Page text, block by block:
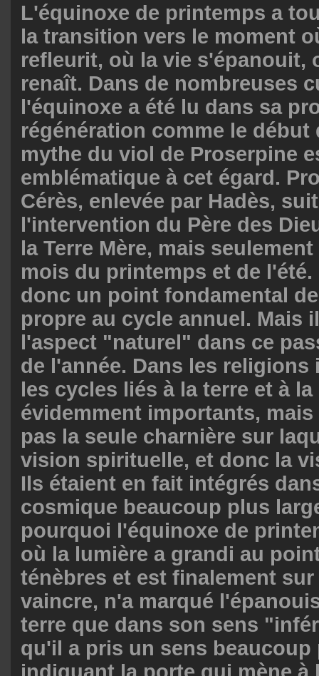
L'équinoxe de printemps a
la transition vers le moment
refleurit, où la vie s'épanouit,
renaît. Dans de nombreuses
l'équinoxe a été lu dans sa
régénération comme le début
mythe du viol de Proserpine
emblématique à cet égard.
Cérès, enlevée par Hadès,
l'intervention du Père des
la Terre Mère, mais
mois du printemps et de
donc un point fondamental
propre au cycle annuel. Mais
l'aspect "naturel" dans ce
de l'année. Dans les religions
les cycles liés à la terre et à
évidemment importants,
pas la seule charnière sur
vision spirituelle, et donc la
Ils étaient en fait intégrés
cosmique beaucoup plus
pourquoi l'équinoxe de
où la lumière a grandi au
ténèbres et est finalement
vaincre, n'a marqué
terre que dans son sens
qu'il a pris un sens